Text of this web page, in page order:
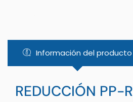
Información del producto
REDUCCIÓN PP-R